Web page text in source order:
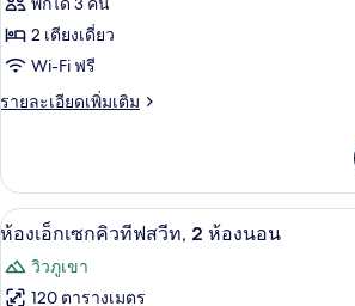
ห้อง
คลับ,
เตียง
เดี่ยว
เตียง
2 เตียงเดี่ยว
Wi-Fi ฟรี
รายละเอียดเพิ่มเติม
ราย
เกี่ยว
กับ
ห้อง
เตียง
เดี่ยว
เปิด
ภาพถ่าย
ทั้งหมด
1 ห้องนอน,
7
ห้องเอ็กเซกคิวทีฟสวีท, 2 ห้องนอน
วิวภูเขา
120 ตารางเมตร